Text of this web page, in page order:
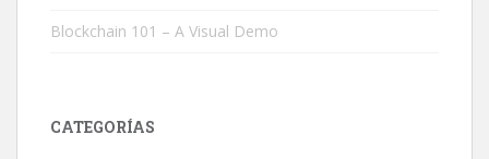
Blockchain 101 – A Visual Demo
CATEGORÍAS